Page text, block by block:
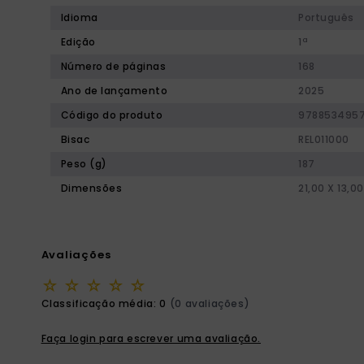
Idioma
Português
Edição
1ª
Número de páginas
168
Ano de lançamento
2025
Código do produto
Bisac
REL011000
Peso (g)
187
Dimensões
21,00 X 13,00
Avaliações
☆ ☆ ☆ ☆ ☆
Classificação média: 0 (0 avaliações)
Faça login para escrever uma avaliação.